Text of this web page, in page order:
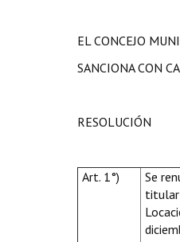
EL CONCEJO
SANCIONA CON
RESOLUCIÓN
Art. 1°) Se
titular